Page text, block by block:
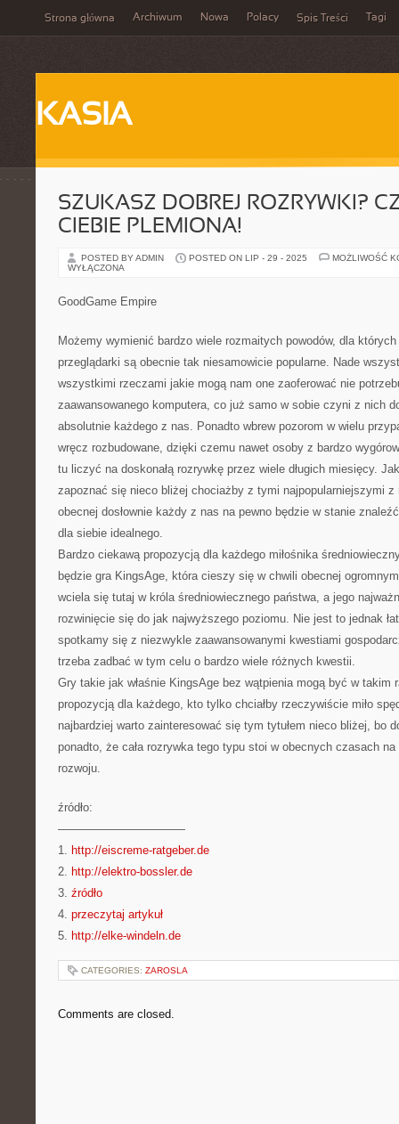
Strona główna Archiwum Nowa Polacy Spis Treści Tagi
KASIA
SZUKASZ DOBREJ ROZRYWKI?
CIEBIE PLEMIONA!
POSTED BY ADMIN POSTED ON LIP - 29 - 2025
MOŻLIWOŚĆ
WYŁĄCZONA
GoodGame Empire
Możemy wymienić bardzo wiele rozmaitych powodów, dla
przeglądarki są obecnie tak niesamowicie popularne. Nade
wszystkimi rzeczami jakie mogą nam one zaoferować nie
zaawansowanego komputera, co już samo w sobie czyni z nich
absolutnie każdego z nas. Ponadto wbrew pozorom w wielu
wręcz rozbudowane, dzięki czemu nawet osoby z bardzo
tu liczyć na doskonałą rozrywkę przez wiele długich miesięcy.
zapoznać się nieco bliżej chociażby z tymi najpopularniejszymi z
obecnej dosłownie każdy z nas na pewno będzie w stanie
dla siebie idealnego.
Bardzo ciekawą propozycją dla każdego miłośnika
będzie gra KingsAge, która cieszy się w chwili obecnej
wciela się tutaj w króla średniowiecznego państwa, a jego
rozwinięcie się do jak najwyższego poziomu. Nie jest to jednak
spotkamy się z niezwykle zaawansowanymi kwestiami
trzeba zadbać w tym celu o bardzo wiele różnych kwestii.
Gry takie jak właśnie KingsAge bez wątpienia mogą być w takim
propozycją dla każdego, kto tylko chciałby rzeczywiście miło
najbardziej warto zainteresować się tym tytułem nieco bliżej, bo
ponadto, że cała rozrywka tego typu stoi w obecnych czasach
rozwoju.
źródło:
———————————
1. http://eiscreme-ratgeber.de
2. http://elektro-bossler.de
3. źródło
4. przeczytaj artykuł
5. http://elke-windeln.de
CATEGORIES: ZAROSLA
Comments are closed.